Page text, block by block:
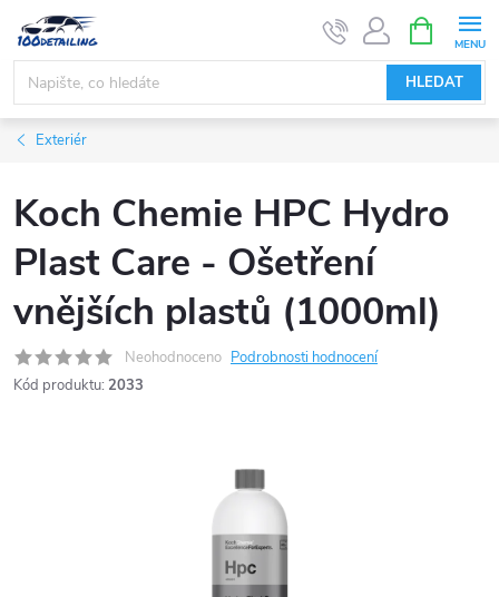
obsah
HLEDAT
NÁKUPNÍ
KOŠÍK
Exteriér
Koch Chemie HPC Hydro
Plast Care - Ošetření
vnějších plastů (1000ml)
Neohodnoceno Podrobnosti hodnocení
Kód produktu: 2033